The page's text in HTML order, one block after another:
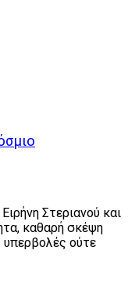
Στεριανού και
καθαρή σκέψη
υπερβολές ούτε